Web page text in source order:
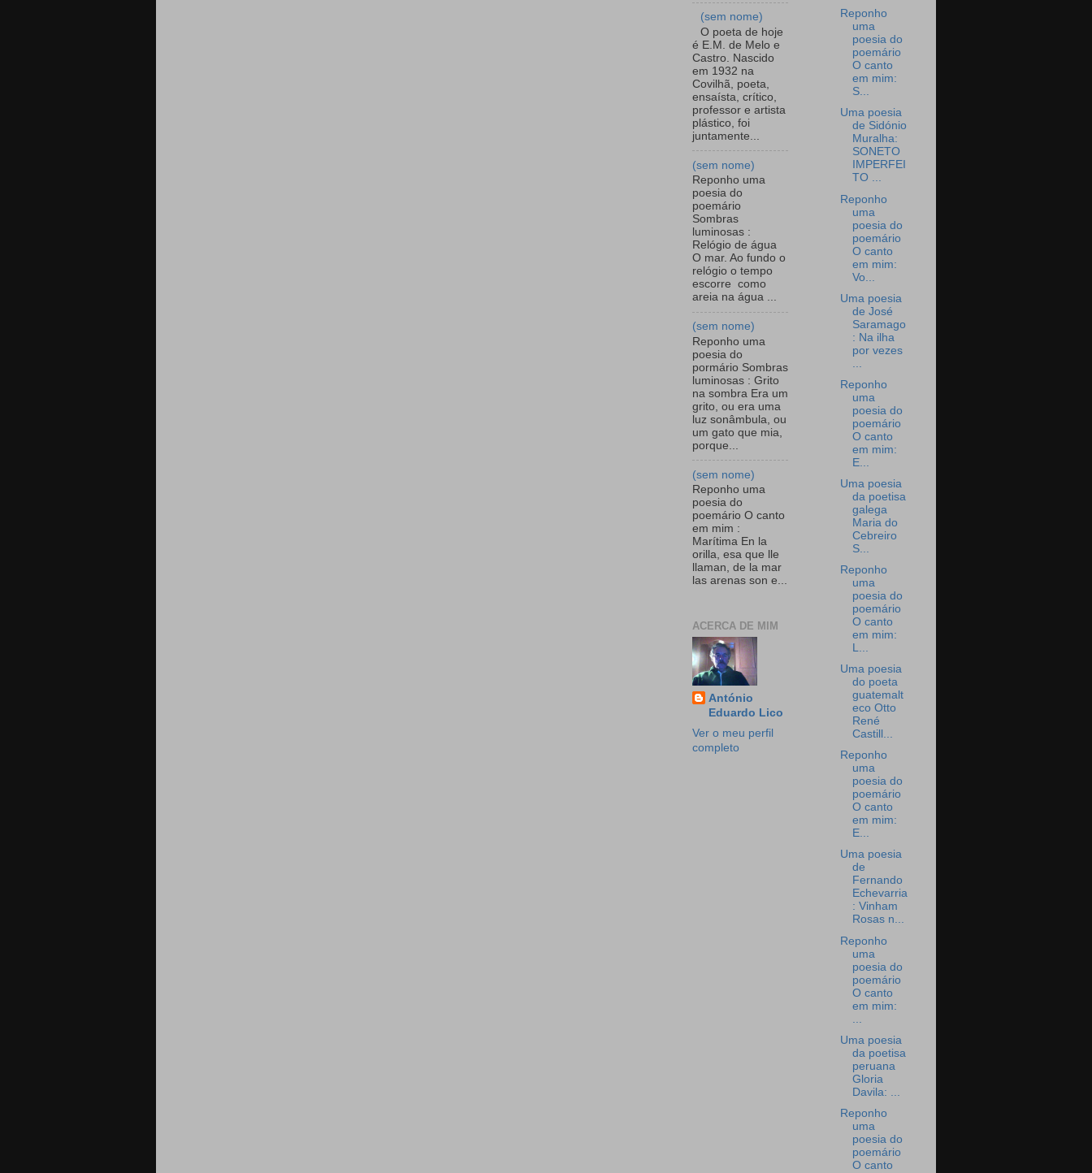
(sem nome)
O poeta de hoje
é E.M. de Melo e
Castro. Nascido
em 1932 na
Covilhã, poeta,
ensaísta, crítico,
professor e artista
plástico, foi
juntamente...
(sem nome)
Reponho uma
poesia do
poemário
Sombras
luminosas :
Relógio de água
O mar. Ao fundo o
relógio o tempo
escorre como
areia na água ...
(sem nome)
Reponho uma
poesia do
pormário Sombras
luminosas : Grito
na sombra Era um
grito, ou era uma
luz sonâmbula, ou
um gato que mia,
porque...
(sem nome)
Reponho uma
poesia do
poemário O canto
em mim :
Marítima En la
orilla, esa que lle
llaman, de la mar
las arenas son e...
ACERCA DE MIM
António
Eduardo Lico
Ver o meu perfil
completo
Reponho
uma
poesia do
poemário
O canto
em mim:
S...
Uma poesia
de Sidónio
Muralha:
SONETO
IMPERFEI
TO ...
Reponho
uma
poesia do
poemário
O canto
em mim:
Vo...
Uma poesia
de José
Saramago
: Na ilha
por vezes
Reponho
uma
poesia do
poemário
O canto
em mim:
E...
Uma poesia
da poetisa
galega
Maria do
Cebreiro
S...
Reponho
uma
poesia do
poemário
O canto
em mim:
L...
Uma poesia
do poeta
guatemalt
eco Otto
René
Castill...
Reponho
uma
poesia do
poemário
O canto
em mim:
E...
Uma poesia
de
Fernando
Echevarria
: Vinham
Rosas n...
Reponho
uma
poesia do
poemário
O canto
em mim:
Uma poesia
da poetisa
peruana
Gloria
Davila: ...
Reponho
uma
poesia do
poemário
O canto